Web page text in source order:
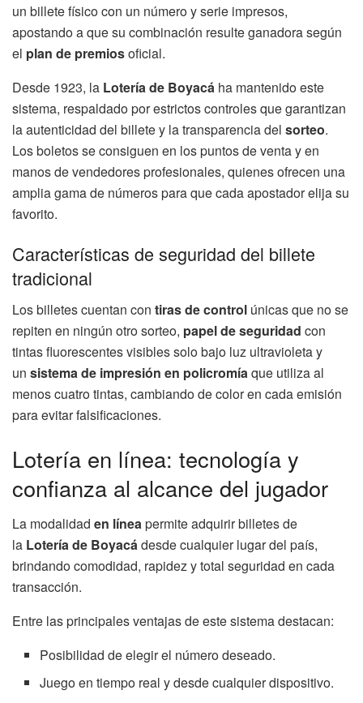
un billete físico con un número y serie impresos,
apostando a que su combinación resulte ganadora según
el plan de premiosoficial.
Desde 1923, la Lotería de Boyacá ha mantenido este
sistema, respaldado por estrictos controles que garantizan
la autenticidad del billete y la transparencia del sorteo.
Los boletos se consiguen en los puntos de venta y en
manos de vendedores profesionales, quienes ofrecen una
amplia gama de números para que cada apostador elija su
favorito.
Características de seguridad del billete
tradicional
Los billetes cuentan con tiras de control únicas que no se
repiten en ningún otro sorteo, papel de seguridad con
tintas fluorescentes visibles solo bajo luz ultravioleta y
un sistema de impresión en policromíaque utiliza al
menos cuatro tintas, cambiando de color en cada emisión
para evitar falsificaciones.
Lotería en línea: tecnología y
confianza al alcance del jugador
La modalidad en líneapermite adquirir billetes de
la Lotería de Boyacádesde cualquier lugar del país,
brindando comodidad, rapidez y total seguridad en cada
transacción.
Entre las principales ventajas de este sistema destacan:
Posibilidad de elegir el número deseado.
Juego en tiempo real y desde cualquier dispositivo.